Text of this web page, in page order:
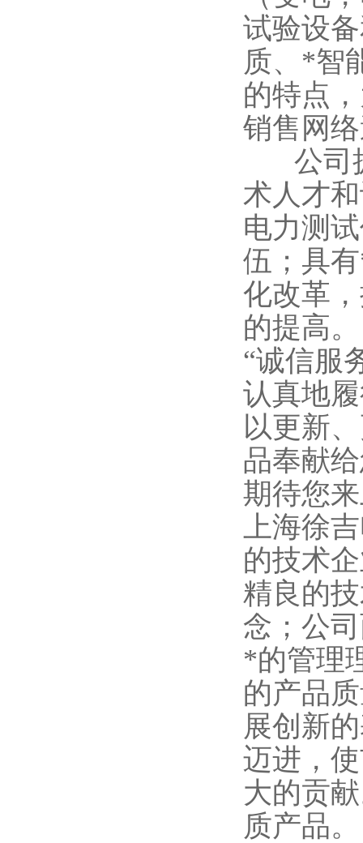
试验设
质、*智
的特点
销售网
公司拥
术人才
电力测
伍；具
化改革
的提高。
“诚信服
认真地
以更新
品奉献
期待您
上海徐
的技术
精良的
念；公
*的管理
的产品
展创新
迈进，
大的贡
质产品。